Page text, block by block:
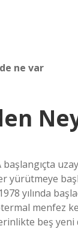
ne var
başlangıçta
yılında
menfez
beş